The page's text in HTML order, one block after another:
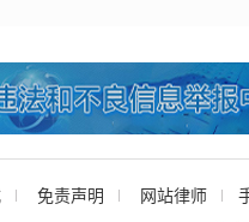
免责声明 网站律师